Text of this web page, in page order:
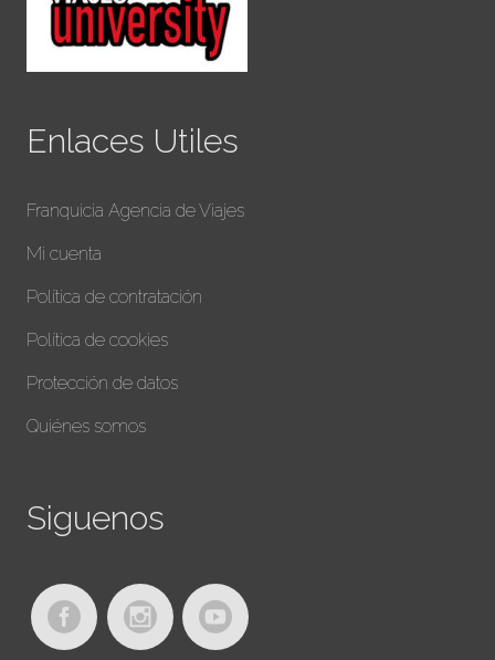
Enlaces Utiles
Franquicia Agencia de Viajes
Mi cuenta
Política de contratación
Política de cookies
Protección de datos
Quiénes somos
Siguenos